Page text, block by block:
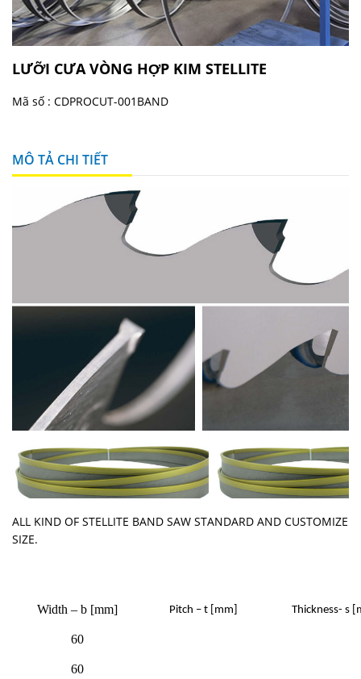
LƯỠI CƯA VÒNG HỢP KIM STELLITE
Mã số : CDPROCUT-001BAND
MÔ TẢ CHI TIẾT
ALL KIND OF STELLITE BAND SAW STANDARD AND CUSTOMIZE
SIZE.
Width – b [mm] Pitch – t [mm] Thickness- s
60
60